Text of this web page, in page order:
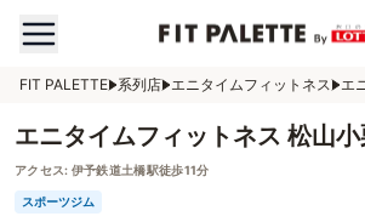
FIT PALETTE 系列店 エニタイムフィットネス エ
エニタイムフィットネス 松山
アクセス: 伊予鉄道土橋駅徒歩11分
スポーツジム